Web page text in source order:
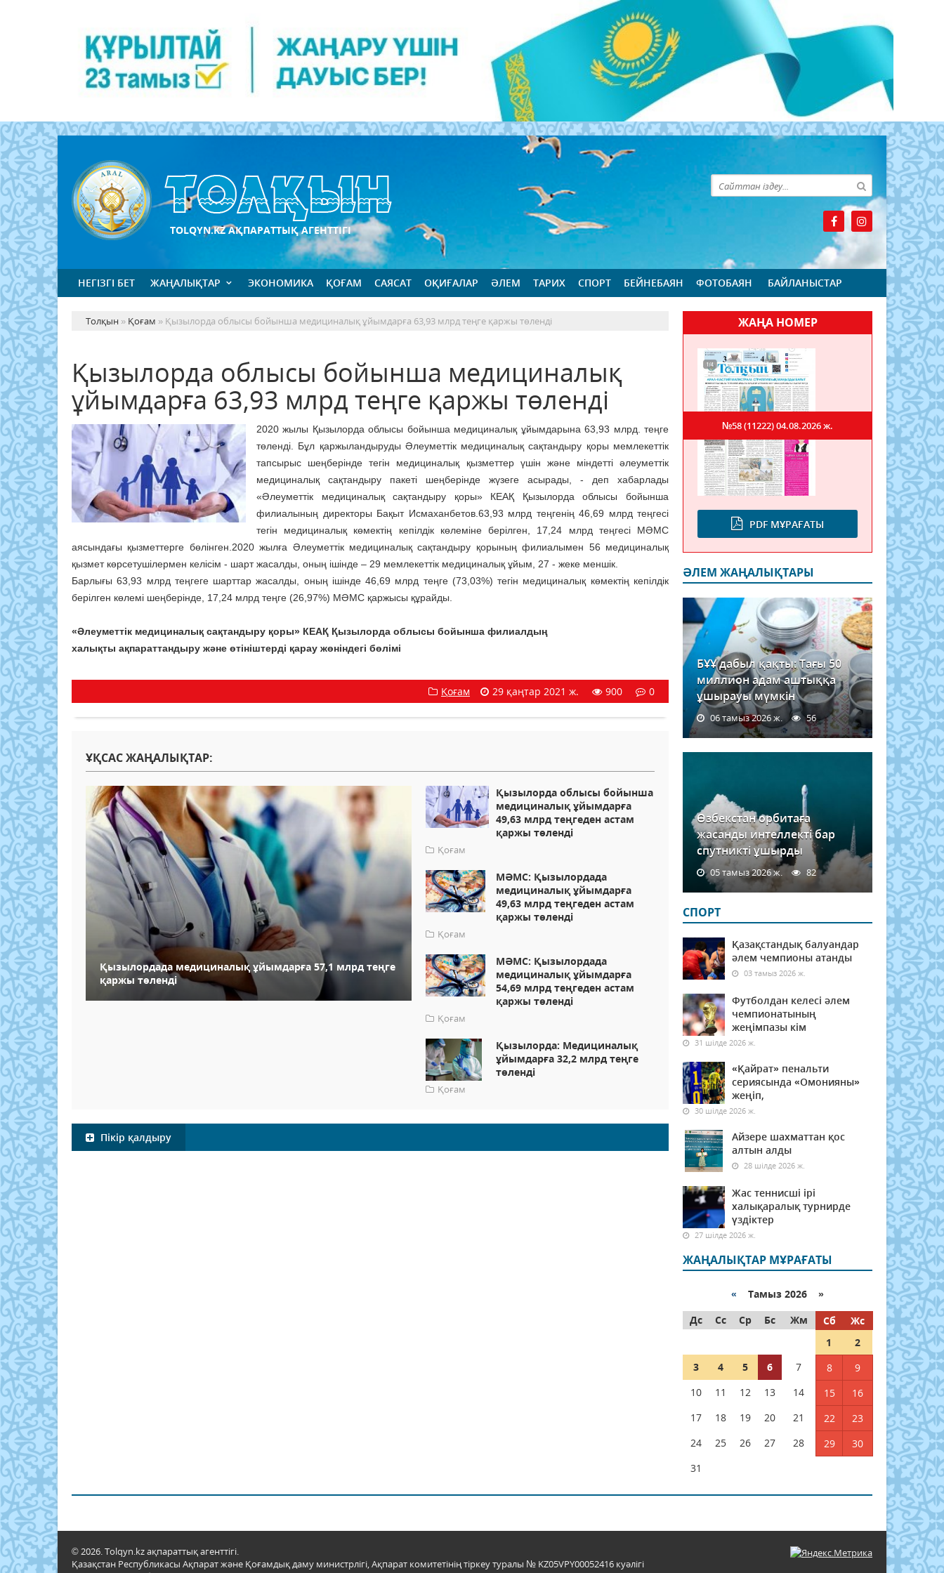
TOLQYN.KZ АҚПАРАТТЫҚ АГЕНТТІГІ
НЕГІЗГІ БЕТ ЖАҢАЛЫҚТАР ЭКОНОМИКА ҚОҒАМ САЯСАТ ОҚИҒАЛАР ӘЛЕМ ТАРИХ СПОРТ БЕЙНЕБАЯН ФОТОБАЯН БАЙЛАНЫСТАР
Толқын » Қоғам » Қызылорда облысы бойынша медициналық ұйымдарға 63,93 млрд теңге қаржы төленді
Қызылорда облысы бойынша медициналық
ұйымдарға 63,93 млрд теңге қаржы төленді
2020 жылы Қызылорда облысы бойынша медициналық ұйымдарына 63,93 млрд. теңге
төленді. Бұл қаржыландыруды Әлеуметтік медициналық сақтандыру қоры мемлекеттік
тапсырыс шеңберінде тегін медициналық қызметтер үшін және міндетті әлеуметтік
медициналық сақтандыру пакеті шеңберінде жүзеге асырады, - деп хабарлады
«Әлеуметтік медициналық сақтандыру қоры» КЕАҚ Қызылорда облысы бойынша
филиалының директоры Бақыт Исмаханбетов.63,93 млрд теңгенің 46,69 млрд теңгесі
тегін медициналық көмектің кепілдік көлеміне берілген, 17,24 млрд теңгесі МӘМС
аясындағы қызметтерге бөлінген.2020 жылға Әлеуметтік медициналық сақтандыру қорының филиалымен 56 медициналық
қызмет көрсетушілермен келісім - шарт жасалды, оның ішінде – 29 мемлекеттік медициналық ұйым, 27 - жеке меншік.
Барлығы 63,93 млрд теңгеге шарттар жасалды, оның ішінде 46,69 млрд теңге (73,03%) тегін медициналық көмектің кепілдік
берілген көлемі шеңберінде, 17,24 млрд теңге (26,97%) МӘМС қаржысы құрайды.
«Әлеуметтік медициналық сақтандыру қоры» КЕАҚ Қызылорда облысы бойынша филиалдың
халықты ақпараттандыру және өтініштерді қарау жөніндегі бөлімі
Қоғам 29 қаңтар 2021 ж. 900 0
ҰҚСАС ЖАҢАЛЫҚТАР:
Қызылордада медициналық ұйымдарға 57,1 млрд теңге
қаржы төленді
Қызылорда облысы бойынша
медициналық ұйымдарға
49,63 млрд теңгеден астам
қаржы төленді
Қоғам
МӘМС: Қызылордада
медициналық ұйымдарға
49,63 млрд теңгеден астам
қаржы төленді
Қоғам
МӘМС: Қызылордада
медициналық ұйымдарға
54,69 млрд теңгеден астам
қаржы төленді
Қоғам
Қызылорда: Медициналық
ұйымдарға 32,2 млрд теңге
төленді
Қоғам
Пікір қалдыру
ЖАҢА НОМЕР
PDF МҰРАҒАТЫ
№58 (11222)04.08.2026 ж.
ӘЛЕМ ЖАҢАЛЫҚТАРЫ
БҰҰ дабыл қақты: Тағы 50
миллион адам аштыққа
ұшырауы мүмкін
06 тамыз 2026 ж. 56
Өзбекстан орбитаға
жасанды интеллекті бар
спутникті ұшырды
05 тамыз 2026 ж. 82
СПОРТ
Қазақстандық балуандар
әлем чемпионы атанды
03 тамыз 2026 ж.
Футболдан келесі әлем
чемпионатының
жеңімпазы кім
31 шілде 2026 ж.
«Қайрат» пенальти
сериясында «Омонияны»
жеңіп,
30 шілде 2026 ж.
Айзере шахматтан қос
алтын алды
28 шілде 2026 ж.
Жас теннисші ірі
халықаралық турнирде
үздіктер
27 шілде 2026 ж.
ЖАҢАЛЫҚТАР МҰРАҒАТЫ
« Тамыз 2026 »
Дс
Сс Ср Бс Жм Сб
Жс
1
2
3
4 5 6 7 8
9
10
11 12 13 14 15
16
17
18 19 20 21 22
23
24
25 26 27 28 29
30
31
© 2026. Tolqyn.kz ақпараттық агенттігі.
Қазақстан Республикасы Ақпарат және Қоғамдық даму министрлігі, Ақпарат комитетінің тіркеу туралы № KZ05VPY00052416 куәлігі